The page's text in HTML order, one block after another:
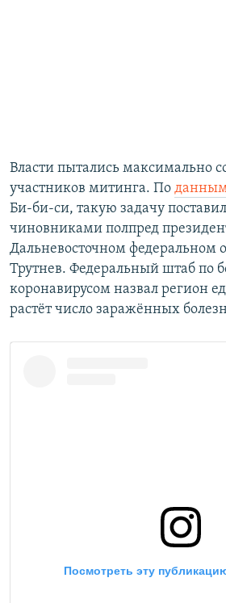
Власти пытались максимально
участников митинга. По
Би-би-си, такую задачу
чиновниками полпред
Дальневосточном федеральном
Трутнев. Федеральный штаб по
коронавирусом назвал регион
растёт число заражённых